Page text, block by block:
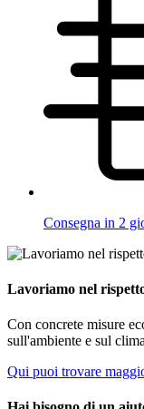
Consegna in 2
Lavoriamo nel
Con concrete misure
sull'ambiente e sul
Qui puoi trovare